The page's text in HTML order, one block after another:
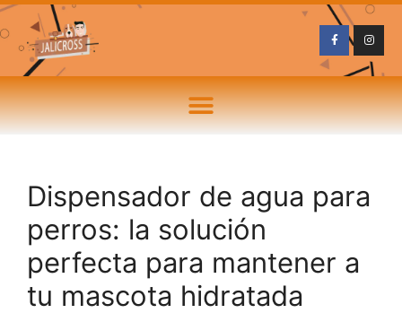
Dispensador de agua para
perros: la solución
perfecta para mantener a
tu mascota hidratada